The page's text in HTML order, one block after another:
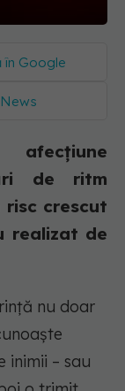
în Google
de ritm
crescut
realizat de
nu doar
– sau